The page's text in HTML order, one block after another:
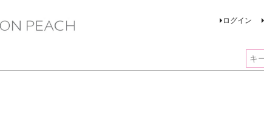
ログイン